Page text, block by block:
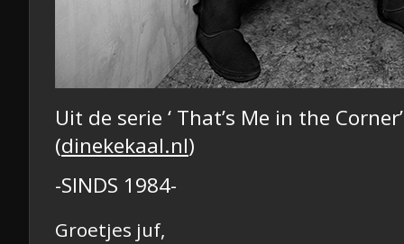
Uit de serie ‘ That’s Me in the
(dinekekaal.nl)
-SINDS 1984-
Groetjes juf,